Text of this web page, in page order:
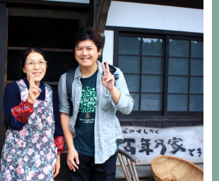
是農泊「村のかじ屋 匠の宿(村裡的打鐵
村去處可參考 […]…